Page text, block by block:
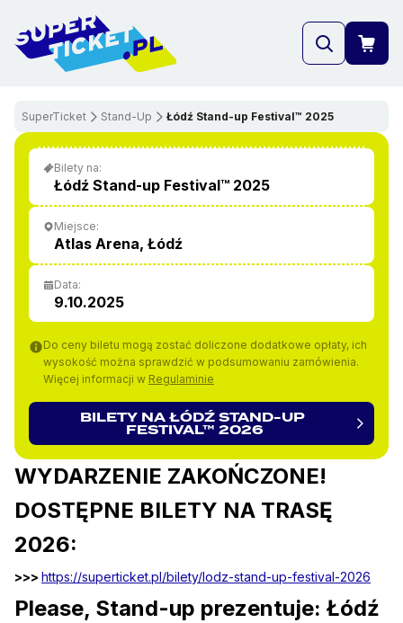
""
ZOBACZ WIĘCEJ
SuperTicket Stand-Up Łódź Stand-up Festival™ 2025
Bilety na:
Łódź Stand-up Festival™ 2025
Miejsce:
Atlas Arena, Łódź
Data:
9.10.2025
Do ceny biletu mogą zostać doliczone dodatkowe opłaty, ich
wysokość można sprawdzić w podsumowaniu zamówienia.
Więcej informacji w Regulaminie
BILETY NA ŁÓDŹ STAND-UP
FESTIVAL™ 2026
WYDARZENIE ZAKOŃCZONE!
DOSTĘPNE BILETY NA TRASĘ
2026:
>>> https://superticket.pl/bilety/lodz-stand-up-festival-2026
Please, Stand-up prezentuje: Łódź